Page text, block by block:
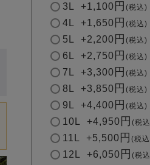
3L +1,100 税込
4L +1,650 税込
5L +2,200 税込
6L +2,750 税込
7L +3,300 税込
8L +3,850 税込
9L +4,400 税込
10L +4,950 税込
11L +5,500 税込
12L +6,050 税込